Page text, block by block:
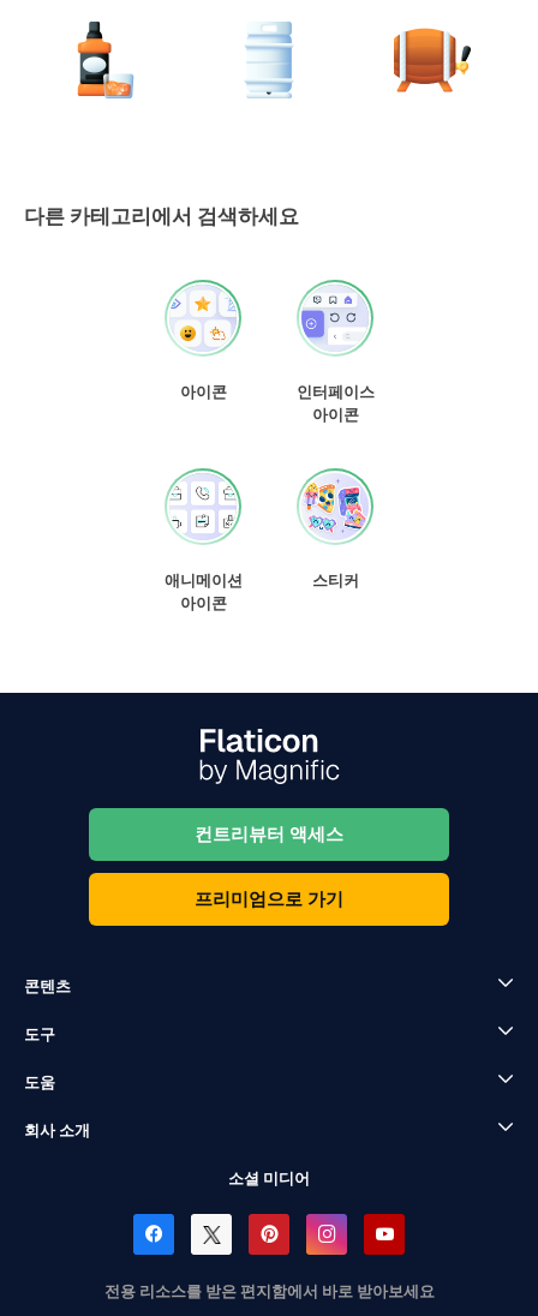
다른 카테고리에서 검색하세요
아이콘
인터페이스
아이콘
애니메이션
아이콘
스티커
컨트리뷰터 액세스
프리미엄으로 가기
콘텐츠
도구
도움
회사 소개
소셜 미디어
전용 리소스를 받은 편지함에서 바로 받아보세요